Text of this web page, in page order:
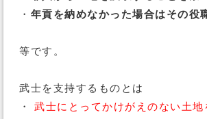
・ 年貢を納めなかった場合はその役
等です。
武士を支持するものとは
・
武士にとってかけがえのない土地